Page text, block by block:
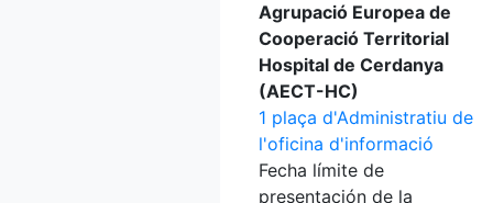
Agrupació Europea de
Cooperació Territorial
Hospital de Cerdanya
(AECT-HC)
1 plaça d'Administratiu de
l'oficina d'informació
Fecha límite de
presentación de la